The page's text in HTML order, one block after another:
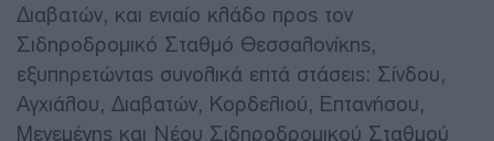
Διαβατών, και ενιαίο κλάδο προς τον
Σιδηροδρομικό Σταθμό Θεσσαλονίκης,
εξυπηρετώντας συνολικά επτά στάσεις: Σίνδου,
Αγχιάλου, Διαβατών, Κορδελιού, Επτανήσου,
Μενεμένης και Νέου Σιδηροδρομικού Σταθμού